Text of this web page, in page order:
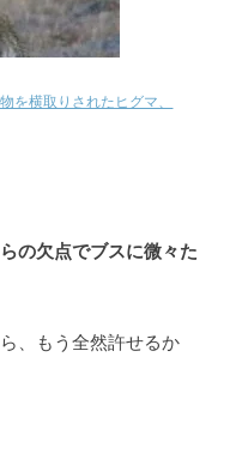
を横取りされたヒグマ、
の欠点でブスに微々た
、もう全然許せるか